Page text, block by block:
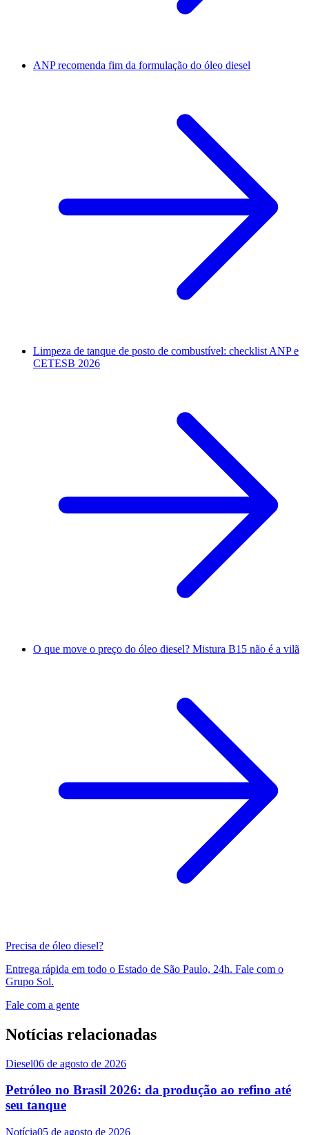
ANP recomenda fim da formulação do óleo diesel
Limpeza de tanque de posto de combustível: checklist ANP e
CETESB 2026
O que move o preço do óleo diesel? Mistura B15 não é a vilã
Precisa de óleo diesel?
Entrega rápida em todo o Estado de São Paulo, 24h. Fale com o
Grupo Sol.
Fale com a gente
Notícias relacionadas
Diesel06 de agosto de 2026
Petróleo no Brasil 2026: da produção ao refino até
seu tanque
Notícia05 de agosto de 2026